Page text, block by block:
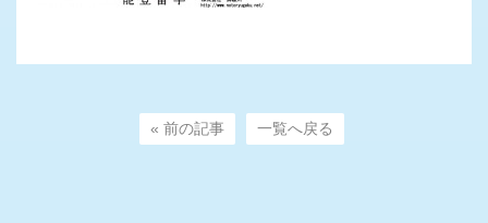
« 前の記事 一覧へ戻る